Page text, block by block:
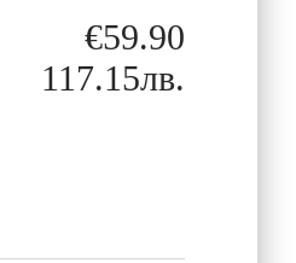
€59.90
117.15лв.